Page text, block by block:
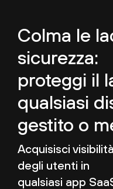
Colma le
sicurezza:
proteggi il
qualsiasi
gestito o
Acquisisci
degli utenti in
qualsiasi app